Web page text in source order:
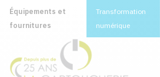
Équipements et
fournitures
Transformation
numérique